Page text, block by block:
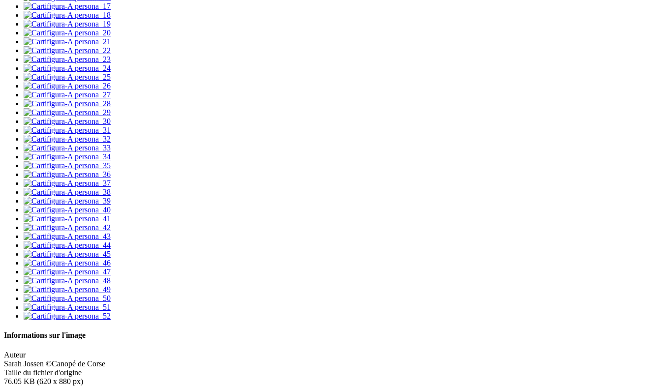
Informations sur l'image
Auteur
Sarah Jossen ©Canopé de Corse
Taille du fichier d'origine
76.05 KB (620 x 880 px)